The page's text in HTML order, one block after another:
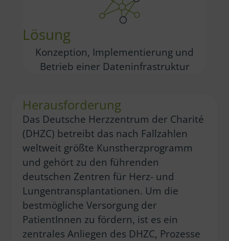
Lösung
Konzeption, Implementierung und
Betrieb einer Dateninfrastruktur
Herausforderung
Das Deutsche Herzzentrum der Charité
(DHZC) betreibt das nach Fallzahlen
weltweit größte Kunstherzprogramm
und gehört zu den führenden
deutschen Zentren für Herz- und
Lungentransplantationen. Um die
bestmögliche Versorgung der
PatientInnen zu fördern, ist es ein
zentrales Anliegen des DHZC, Prozesse